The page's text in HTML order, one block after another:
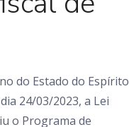
do Estado do Espírito
24/03/2023, a Lei
o Programa de